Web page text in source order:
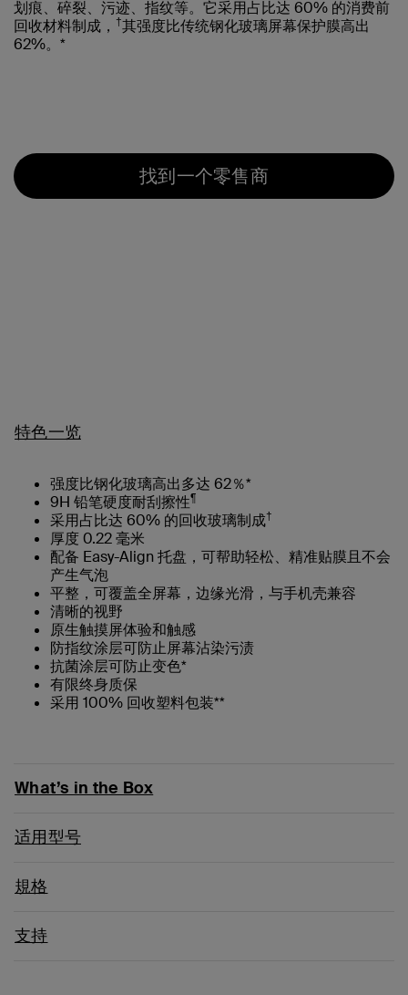
划痕、碎裂、污迹、指纹等。它采用占比达 60% 的消费前
回收材料制成， †其强度比传统钢化玻璃屏幕保护膜高出
62%。*
找到一个零售商
特色一览
强度比钢化玻璃高出多达 62％*
9H 铅笔硬度耐刮擦性¶
采用占比达 60% 的回收玻璃制成†
厚度 0.22 毫米
配备 Easy-Align 托盘，可帮助轻松、精准贴膜且不会
产生气泡
平整，可覆盖全屏幕，边缘光滑，与手机壳兼容
清晰的视野
原生触摸屏体验和触感
防指纹涂层可防止屏幕沾染污渍
抗菌涂层可防止变色*
有限终身质保
采用 100% 回收塑料包装**
What’s in the Box
适用型号
規格
支持